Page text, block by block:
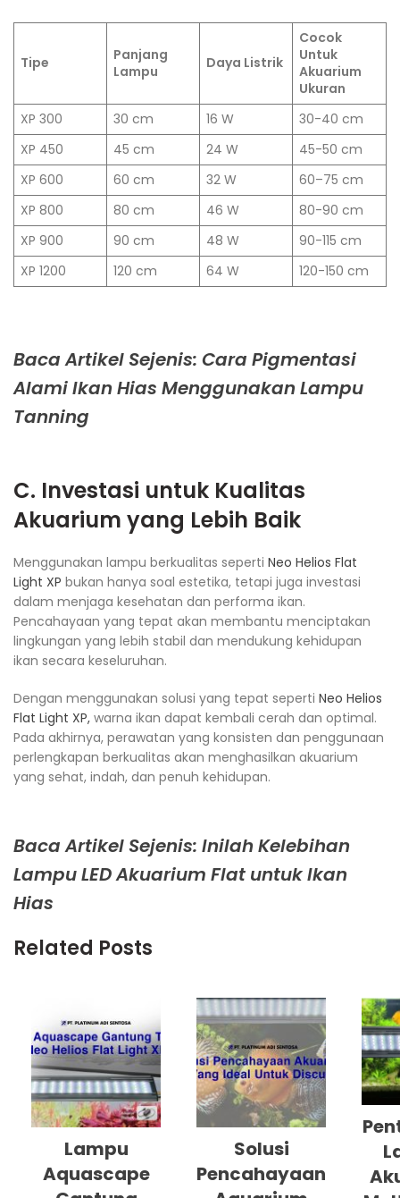
Tipe
Panjang
Lampu
Daya Listrik
Cocok
Untuk
Akuarium
Ukuran
XP 300
30 cm 16 W
30-40 cm
XP 450
45 cm 24 W
45-50 cm
XP 600
60 cm 32 W
60–75 cm
XP 800
80 cm 46 W
80-90 cm
XP 900
90 cm 48 W
90-115 cm
XP 1200
120 cm 64 W 120-150 cm
Baca Artikel Sejenis: Cara Pigmentasi
Alami Ikan Hias Menggunakan Lampu
Tanning
C. Investasi untuk Kualitas
Akuarium yang Lebih Baik
Menggunakan lampu berkualitas seperti Neo Helios Flat
Light XP bukan hanya soal estetika, tetapi juga investasi
dalam menjaga kesehatan dan performa ikan.
Pencahayaan yang tepat akan membantu menciptakan
lingkungan yang lebih stabil dan mendukung kehidupan
ikan secara keseluruhan.
Dengan menggunakan solusi yang tepat seperti Neo Helios
Flat Light XP, warna ikan dapat kembali cerah dan optimal.
Pada akhirnya, perawatan yang konsisten dan penggunaan
perlengkapan berkualitas akan menghasilkan akuarium
yang sehat, indah, dan penuh kehidupan.
Baca Artikel Sejenis: Inilah Kelebihan
Lampu LED Akuarium Flat untuk Ikan
Hias
Related Posts
Lampu
Aquascape
Solusi
Pencahayaan